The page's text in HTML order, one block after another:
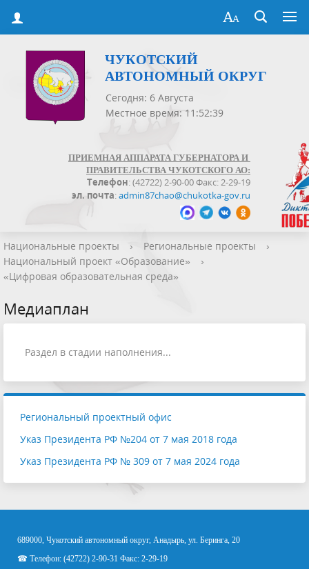
ЧУКОТСКИЙ
АВТОНОМНЫЙ ОКРУГ
Сегодня: 6 Августа
Местное время: 11:52:39
ПРИЕМНАЯ АППАРАТА ГУБЕРНАТОРА И
ПРАВИТЕЛЬСТВА ЧУКОТСКОГО АО:
Телефон: (42722) 2-90-00 Факс: 2-29-19
эл. почта:admin87chao@chukotka-gov.ru
Национальные проекты › Региональные проекты
›
Национальный проект «Образование»
›
«Цифровая образовательная среда»
Медиаплан
Раздел в стадии наполнения...
Региональный проектный офис
Указ Президента РФ №204 от 7 мая 2018 года
Указ Президента РФ № 309 от 7 мая 2024 года
689000, Чукотский автономный округ, Анадырь, ул. Беринга, 20
☎ Телефон: (42722) 2-90-31 Факс: 2-29-19